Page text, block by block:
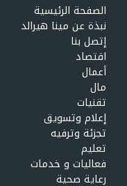
الصفحة الرئيسية
نبذة عن مينا هيرالد
إتصل بنا
اقتصاد
أعمال
مال
تقنيات
إعلام وتسويق
تجزئة وترفيه
تعليم
فعاليات و خدمات
رعاية صحية